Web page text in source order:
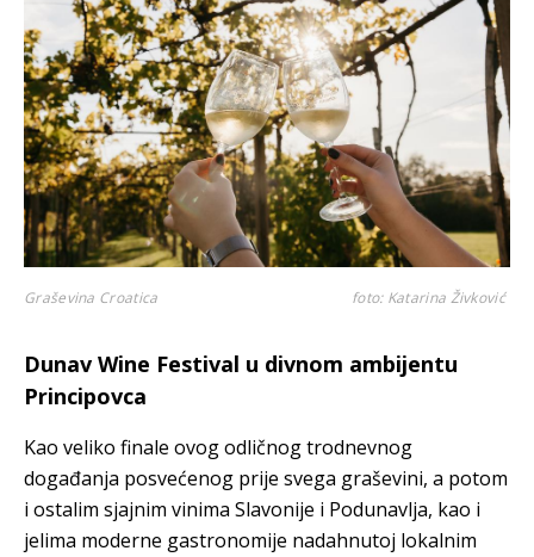
Graševina Croatica foto: Katarina Živković
Dunav Wine Festival u divnom ambijentu
Principovca
Kao veliko finale ovog odličnog trodnevnog
događanja posvećenog prije svega graševini, a potom
i ostalim sjajnim vinima Slavonije i Podunavlja, kao i
jelima moderne gastronomije nadahnutoj lokalnim